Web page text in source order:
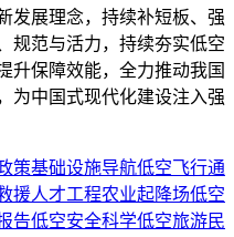
发展理念，持续补短板、强
规范与活力，持续夯实低空
升保障效能，全力推动我国
为中国式现代化建设注入强
策基础设施导航低空飞行通
援人才工程农业起降场低空
告低空安全科学低空旅游民